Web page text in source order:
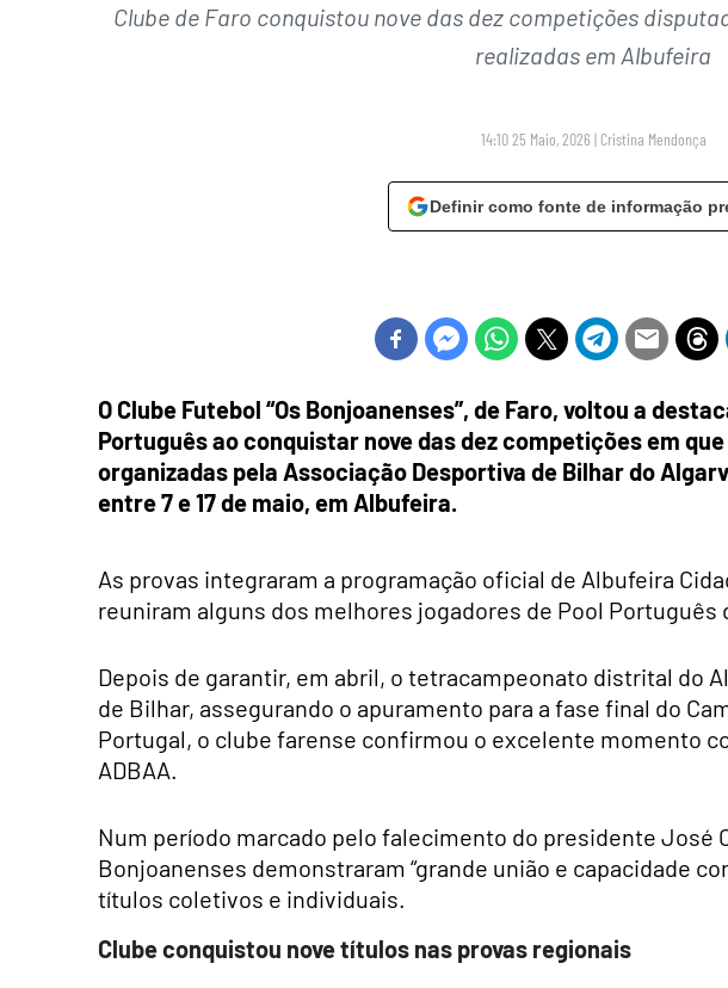
Clube de Faro conquistou nove das dez competições
realizadas em Albufeira
14:10 25 Maio, 2026 | Cristina Mendonça
Definir como fonte de informação
O Clube Futebol “Os Bonjoanenses”, de Faro, voltou a
Português ao conquistar nove das dez competições em
organizadas pela Associação Desportiva de Bilhar do
entre 7 e 17 de maio, em Albufeira.
As provas integraram a programação oficial de Albufeira
reuniram alguns dos melhores jogadores de Pool Português
Depois de garantir, em abril, o tetracampeonato distrital do
de Bilhar, assegurando o apuramento para a fase final do
Portugal, o clube farense confirmou o excelente momento
ADBAA.
Num período marcado pelo falecimento do presidente José
Bonjoanenses demonstraram “grande união e capacidade
títulos coletivos e individuais.
Clube conquistou nove títulos nas provas regionais